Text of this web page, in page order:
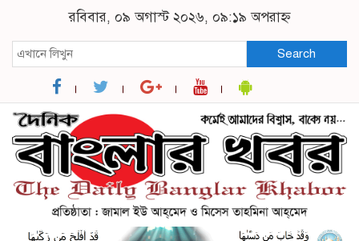
রবিবার, ০৯ অগাস্ট ২০২৬, ০৯:১৯ অপরাহ্ন
Search